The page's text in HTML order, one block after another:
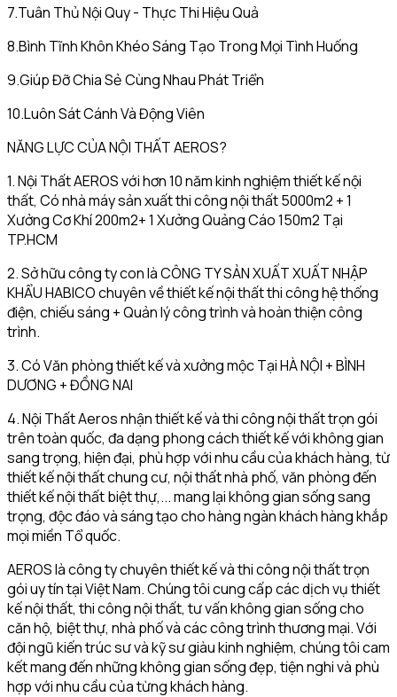
7.Tuân Thủ Nội Quy - Thực Thi Hiệu Quả
8.Bình Tĩnh Khôn Khéo Sáng Tạo Trong Mọi Tình Huống
9.Giúp Đỡ Chia Sẻ Cùng Nhau Phát Triển
10.Luôn Sát Cánh Và Động Viên
NĂNG LỰC CỦA NỘI THẤT AEROS?
1. Nội Thất AEROS với hơn 10 năm kinh nghiệm thiết kế nội
thất, Có nhà máy sản xuất thi công nội thất 5000m2 + 1
Xưởng Cơ Khí 200m2+ 1 Xưởng Quảng Cáo 150m2 Tại
TP.HCM
2. Sở hữu công ty con là CÔNG TY SẢN XUẤT XUẤT NHẬP
KHẨU HABICO chuyên về thiết kế nội thất thi công hệ thống
điện, chiếu sáng + Quản lý công trình và hoàn thiện công
trình.
3. Có Văn phòng thiết kế và xưởng mộc Tại HÀ NỘI + BÌNH
DƯƠNG + ĐỒNG NAI
4. Nội Thất Aeros nhận thiết kế và thi công nội thất trọn gói
trên toàn quốc, đa dạng phong cách thiết kế với không gian
sang trọng, hiện đại, phù hợp với nhu cầu của khách hàng, từ
thiết kế nội thất chung cư, nội thất nhà phố, văn phòng đến
thiết kế nội thất biệt thự,... mang lại không gian sống sang
trọng, độc đáo và sáng tạo cho hàng ngàn khách hàng khắp
mọi miền Tổ quốc.
AEROS là công ty chuyên thiết kế và thi công nội thất trọn
gói uy tín tại Việt Nam. Chúng tôi cung cấp các dịch vụ thiết
kế nội thất, thi công nội thất, tư vấn không gian sống cho
căn hộ, biệt thự, nhà phố và các công trình thương mại. Với
đội ngũ kiến trúc sư và kỹ sư giàu kinh nghiệm, chúng tôi cam
kết mang đến những không gian sống đẹp, tiện nghi và phù
hợp với nhu cầu của từng khách hàng.